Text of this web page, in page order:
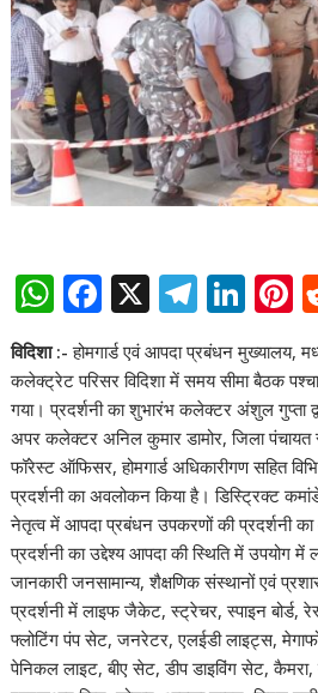
W
h
at
s
A
p
p
F
ac
e
b
o
o
k
X T
el
e
gr
a
m
Li
n
k
e
dI
n
e
विदिशा :-होमगार्ड एवं आपदा प्रबंधन मुख्यालय,
कलेक्ट्रेट परिसर विदिशा में समय सीमा बैठक
गया। प्रदर्शनी का शुभारंभ कलेक्टर अंशुल गुप्ता
अपर कलेक्टर अनिल कुमार डामोर, जिला पंचायत
फॉरेस्ट ऑफिसर, होमगार्ड अधिकारीगण सहित
प्रदर्शनी का अवलोकन किया है। डिस्ट्रिक्ट
नेतृत्व में आपदा प्रबंधन उपकरणों की प्रदर्शनी
प्रदर्शनी का उद्देश्य आपदा की स्थिति में उपयोग
जानकारी जनसामान्य, शैक्षणिक संस्थानों एवं
प्रदर्शनी में लाइफ जैकेट, स्ट्रेचर, स्पाइन बोर्ड,
फ्लोटिंग पंप सेट, जनरेटर, एलईडी लाइट्स,
पेनिकल लाइट, बीए सेट, डीप डाइविंग सेट, कैमरा,